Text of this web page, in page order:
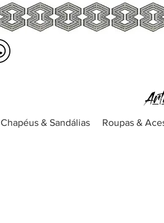
Chapéus & Sandálias Roupas &